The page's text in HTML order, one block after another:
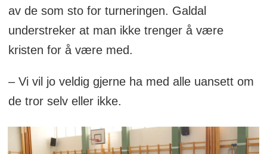
av de som sto for turneringen. Galdal
understreker at man ikke trenger å være
kristen for å være med.
– Vi vil jo veldig gjerne ha med alle uansett om
de tror selv eller ikke.